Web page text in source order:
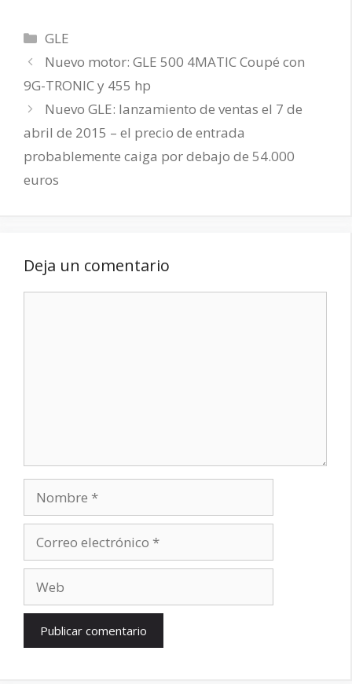
Categorías
GLE
Nuevo motor: GLE 500 4MATIC Coupé con
9G-TRONIC y 455 hp
Nuevo GLE: lanzamiento de ventas el 7 de
abril de 2015 – el precio de entrada
probablemente caiga por debajo de 54.000
euros
Deja un comentario
electrónico